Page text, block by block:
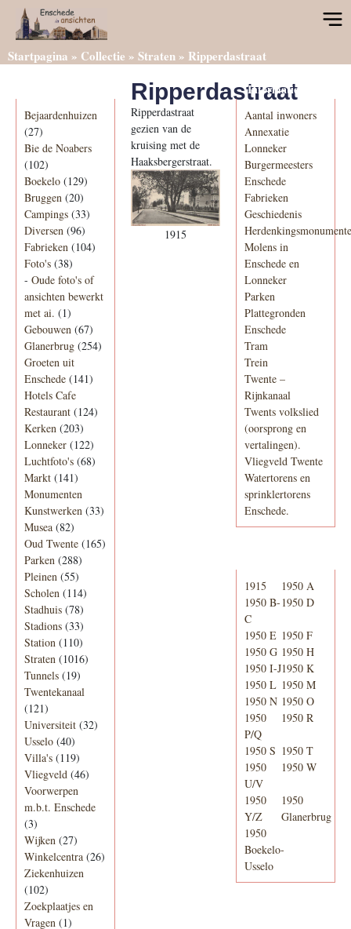
Startpagina » Collectie » Straten» Ripperdastraat
Bejaardenhuizen
(27)
Bie de Noabers
(102)
Boekelo (129)
Bruggen (20)
Campings (33)
Diversen (96)
Fabrieken (104)
Foto's (38)
- Oude foto's of
ansichten bewerkt
met ai. (1)
Gebouwen (67)
Glanerbrug (254)
Groeten uit
Enschede (141)
Hotels Cafe
Restaurant (124)
Kerken (203)
Lonneker (122)
Luchtfoto's (68)
Markt (141)
Monumenten
Kunstwerken (33)
Musea (82)
Oud Twente (165)
Parken (288)
Pleinen (55)
Scholen (114)
Stadhuis (78)
Stadions (33)
Station (110)
Straten (1016)
Tunnels (19)
Twentekanaal
(121)
Universiteit (32)
Usselo (40)
Villa's (119)
Vliegveld (46)
Voorwerpen
m.b.t. Enschede
(3)
Wijken (27)
Winkelcentra (26)
Ziekenhuizen
(102)
Zoekplaatjes en
Vragen (1)
Ripperdastraat
Ripperdastraat
gezien van de
kruising met de
Haaksbergerstraat.
1915
Informatie
Aantal inwoners
Annexatie
Lonneker
Burgermeesters
Enschede
Fabrieken
Geschiedenis
Molens in
Enschede en
Lonneker
Parken
Plattegronden
Enschede
Tram
Trein
Twente –
Rijnkanaal
Twents volkslied
(oorsprong en
vertalingen).
Vliegveld Twente
Watertorens en
sprinklertorens
Enschede.
1915
1950 A
1950 B-
C
1950 D
1950 E 1950 F
1950 G 1950 H
1950 I-J1950 K
1950 L 1950 M
1950 N 1950 O
1950
P/Q
1950 R
1950 S 1950 T
1950
U/V
1950 W
1950
Y/Z
1950
Glanerbrug
1950
Boekelo-
Usselo